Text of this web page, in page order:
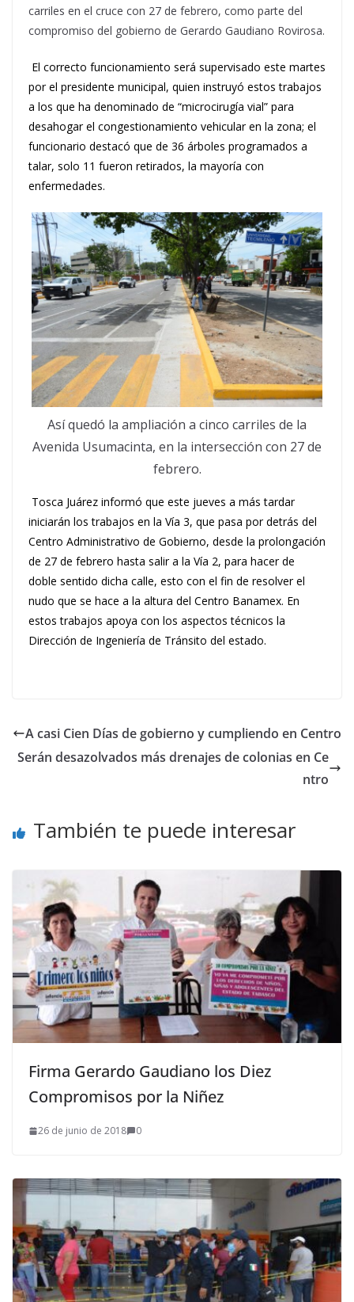
carriles en el cruce con 27 de febrero, como parte del
compromiso del gobierno de Gerardo Gaudiano Rovirosa.
El correcto funcionamiento será supervisado este martes
por el presidente municipal, quien instruyó estos trabajos
a los que ha denominado de “microcirugía vial” para
desahogar el congestionamiento vehicular en la zona; el
funcionario destacó que de 36 árboles programados a
talar, solo 11 fueron retirados, la mayoría con
enfermedades.
Así quedó la ampliación a cinco carriles de la
Avenida Usumacinta, en la intersección con 27 de
febrero.
Tosca Juárez informó que este jueves a más tardar
iniciarán los trabajos en la Vía 3, que pasa por detrás del
Centro Administrativo de Gobierno, desde la prolongación
de 27 de febrero hasta salir a la Vía 2, para hacer de
doble sentido dicha calle, esto con el fin de resolver el
nudo que se hace a la altura del Centro Banamex. En
estos trabajos apoya con los aspectos técnicos la
Dirección de Ingeniería de Tránsito del estado.
A casi Cien Días de gobierno y cumpliendo en Centro
Serán desazolvados más drenajes de colonias en Ce
ntro
También te puede interesar
Firma Gerardo Gaudiano los Diez
Compromisos por la Niñez
26 de junio de 2018 0